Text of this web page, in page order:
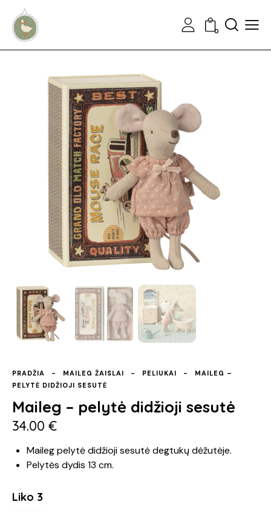
0
Ieškoti
PRADŽIA MAILEG ŽAISLAI PELIUKAI
MAILEG –
PELYTĖ DIDŽIOJI SESUTĖ
Maileg – pelytė didžioji sesutė
34.00 €
Maileg pelytė didžioji sesutė degtukų dėžutėje.
Pelytės dydis 13 cm.
Liko 3